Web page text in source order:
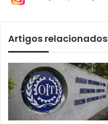
Artigos relacionados